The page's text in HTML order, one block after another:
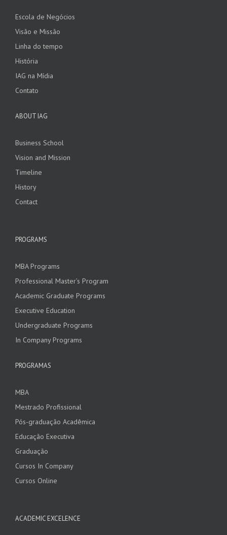
Escola de Negócios
Visão e Missão
Linha do tempo
História
IAG na Mídia
Contato
ABOUT IAG
Business School
Vision and Mission
Timeline
History
Contact
PROGRAMS
MBA Programs
Professional Master’s Program
Academic Graduate Programs
Executive Education
Undergraduate Programs
In Company Programs
PROGRAMAS
MBA
Mestrado Profissional
Pós-graduação Acadêmica
Educação Executiva
Graduação
Cursos In Company
Cursos Online
ACADEMIC EXCELENCE